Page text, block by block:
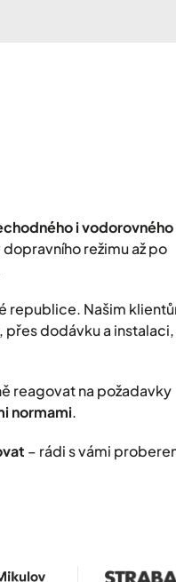
i vodorovného
režimu až po
republice. Našim
dodávku a instalaci,
reagovat na požadavky
normami.
– rádi s vámi